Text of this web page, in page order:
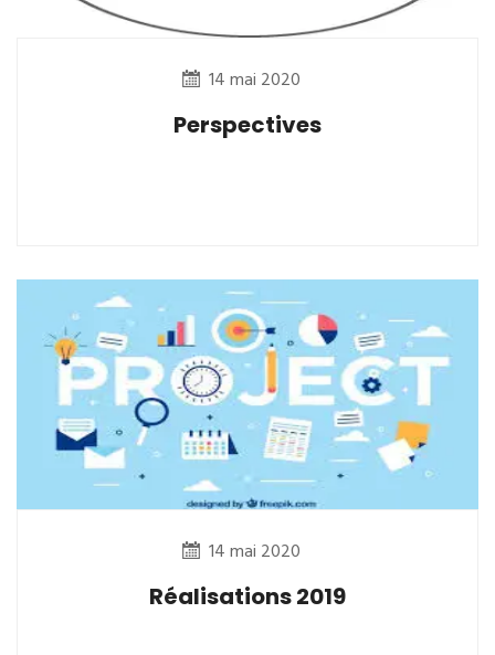
14 mai 2020
Perspectives
14 mai 2020
Réalisations 2019